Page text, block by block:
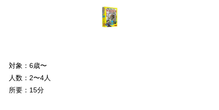
対象：6歳〜
人数：2〜4人
所要：15分